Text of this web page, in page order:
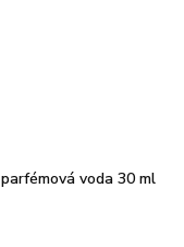
voda 30 ml